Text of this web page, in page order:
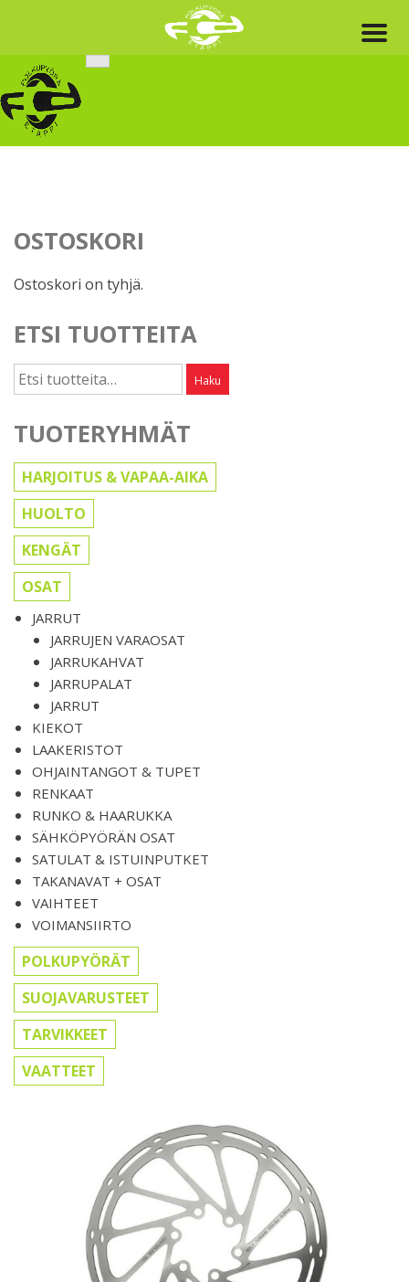
content
OSTOSKORI
Ostoskori on tyhjä.
ETSI TUOTTEITA
Etsi: Haku
TUOTERYHMÄT
HARJOITUS & VAPAA-AIKA
HUOLTO
KENGÄT
OSAT
JARRUT
JARRUJEN VARAOSAT
JARRUKAHVAT
JARRUPALAT
JARRUT
KIEKOT
LAAKERISTOT
OHJAINTANGOT & TUPET
RENKAAT
RUNKO & HAARUKKA
SÄHKÖPYÖRÄN OSAT
SATULAT & ISTUINPUTKET
TAKANAVAT + OSAT
VAIHTEET
VOIMANSIIRTO
POLKUPYÖRÄT
SUOJAVARUSTEET
TARVIKKEET
VAATTEET